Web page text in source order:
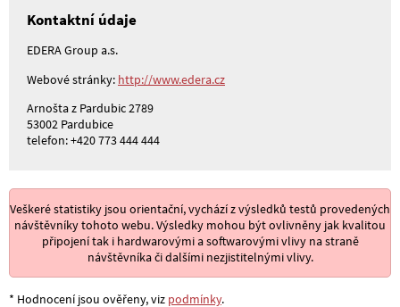
Kontaktní údaje
EDERA Group a.s.
Webové stránky: http://www.edera.cz
Arnošta z Pardubic 2789
53002 Pardubice
telefon: +420 773 444 444
Veškeré statistiky jsou orientační, vychází z výsledků testů provedených
návštěvníky tohoto webu. Výsledky mohou být ovlivněny jak kvalitou
připojení tak i hardwarovými a softwarovými vlivy na straně
návštěvníka či dalšími nezjistitelnými vlivy.
* Hodnocení jsou ověřeny, viz podmínky.